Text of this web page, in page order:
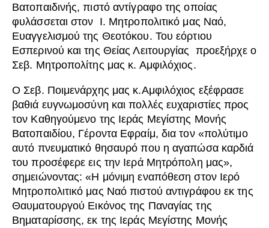
Βατοπαιδινής, πιστό αντίγραφο της οποίας
φυλάσσεται στον Ι. Μητροπολιτικό μας Ναό,
Ευαγγελισμού της Θεοτόκου. Του εόρτιου
Εσπερινού και της Θείας Λειτουργίας προεξήρχε ο
Σεβ. Μητροπολίτης μας κ. Αμφιλόχιος.
Ο Σεβ. Ποιμενάρχης μας κ.Αμφιλόχιος εξέφρασε
βαθιά ευγνωμοσύνη και πολλές ευχαριστίες προς
τον Καθηγούμενο της Ιεράς Μεγίστης Μονής
Βατοπαιδίου, Γέροντα Εφραίμ, δια τον «πολύτιμο
αυτό πνευματικό θησαυρό που η αγαπώσα καρδιά
του προσέφερε εις την Ιερά Μητρόπολη μας»,
σημειώνοντας: «Η μόνιμη εναπόθεση στον Ιερό
Μητροπολιτικό μας Ναό πιστού αντιγράφου εκ της
Θαυματουργού Εικόνος της Παναγίας της
Βηματαρίσσης, εκ της Ιεράς Μεγίστης Μονής